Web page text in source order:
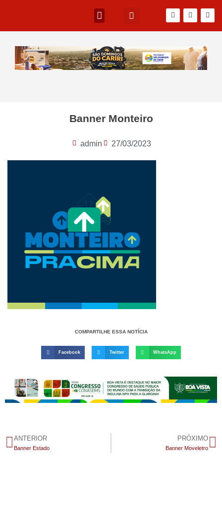
Banner Monteiro
admin 27/03/2023
COMPARTILHE ESSA NOTÍCIA
Facebook Twitter WhatsApp
ANTERIOR
Banner Estado
PRÓXIMO
Banner Moveletro